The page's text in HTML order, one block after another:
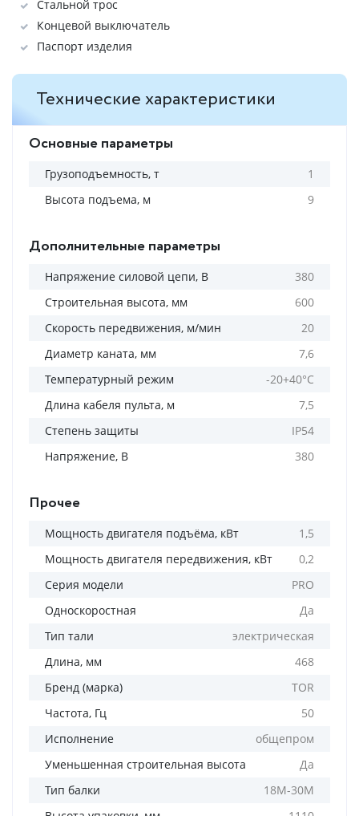
Стальной трос
Концевой выключатель
Паспорт изделия
Технические характеристики
Основные параметры
Грузоподъемность, т
1
Высота подъема, м
9
Дополнительные параметры
Напряжение силовой цепи, В
380
Строительная высота, мм
600
Скорость передвижения, м/мин
20
Диаметр каната, мм
7,6
Температурный режим
-20+40°C
Длина кабеля пульта, м
7,5
Степень защиты
IP54
Напряжение, В
380
Прочее
Мощность двигателя подъёма, кВт
1,5
Мощность двигателя передвижения, кВт
0,2
Серия модели
PRO
Односкоростная
Да
Тип тали
электрическая
Длина, мм
468
Бренд (марка)
TOR
Частота, Гц
50
Исполнение
общепром
Уменьшенная строительная высота
Да
Тип балки
18M-30M